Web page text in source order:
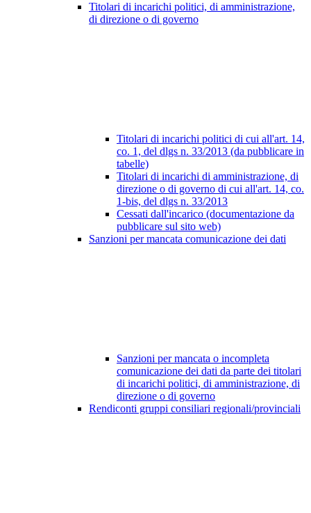
Titolari di incarichi politici, di amministrazione,
di direzione o di governo
Titolari di incarichi politici di cui all'art. 14,
co. 1, del dlgs n. 33/2013 (da pubblicare in
tabelle)
Titolari di incarichi di amministrazione, di
direzione o di governo di cui all'art. 14, co.
1-bis, del dlgs n. 33/2013
Cessati dall'incarico (documentazione da
pubblicare sul sito web)
Sanzioni per mancata comunicazione dei dati
Sanzioni per mancata o incompleta
comunicazione dei dati da parte dei titolari
di incarichi politici, di amministrazione, di
direzione o di governo
Rendiconti gruppi consiliari regionali/provinciali